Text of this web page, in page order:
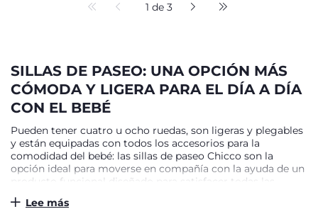
1 de 3
SILLAS DE PASEO: UNA OPCIÓN MÁS
CÓMODA Y LIGERA PARA EL DÍA A DÍA
CON EL BEBÉ
Pueden tener cuatro u ocho ruedas, son ligeras y plegables
y están equipadas con todos los accesorios para la
comodidad del bebé: las sillas de paseo Chicco son la
opción ideal para moverse en compañía con la ayuda de un
producto funcional diseñado para satisfacer todas las
necesidades de los recién nacidos y de sus padres. Los
modelos Chicco, idóneos para dar un paseo por el centro o
Lee más